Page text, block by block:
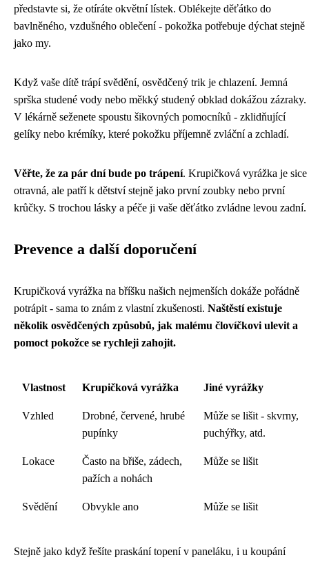
představte si, že otíráte okvětní lístek. Oblékejte děťátko do
bavlněného, vzdušného oblečení - pokožka potřebuje dýchat stejně
jako my.
Když vaše dítě trápí svědění, osvědčený trik je chlazení. Jemná
sprška studené vody nebo měkký studený obklad dokážou zázraky.
V lékárně seženete spoustu šikovných pomocníků - zklidňující
gelíky nebo krémíky, které pokožku příjemně zvláční a zchladí.
Věřte, že za pár dní bude po trápení. Krupičková vyrážka je sice
otravná, ale patří k dětství stejně jako první zoubky nebo první
krůčky. S trochou lásky a péče ji vaše děťátko zvládne levou zadní.
Prevence a další doporučení
Krupičková vyrážka na bříšku našich nejmenších dokáže pořádně
potrápit - sama to znám z vlastní zkušenosti. Naštěstí existuje
několik osvědčených způsobů, jak malému človíčkovi ulevit a
pomoct pokožce se rychleji zahojit.
Vlastnost Krupičková vyrážka Jiné vyrážky
Vzhled
Drobné, červené, hrubé
pupínky
Může se lišit - skvrny,
puchýřky, atd.
Lokace
Často na břiše, zádech,
pažích a nohách
Může se lišit
Svědění Obvykle ano Může se lišit
Stejně jako když řešíte praskání topení v paneláku, i u koupání